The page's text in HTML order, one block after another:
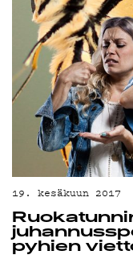
KIRJAUDU
19. kesäkuun 2017
pyhien